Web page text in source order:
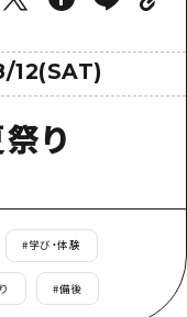
知らせ
ービス
Wi-Fi
さま
12(SAT)
り
#学び・体験
#備後